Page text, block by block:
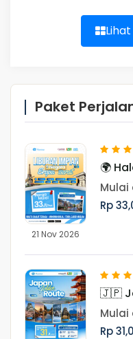
Paket
21 Nov 2026
🌍
Mulai
Rp
🇯🇵
Tahun
Mulai
Rp